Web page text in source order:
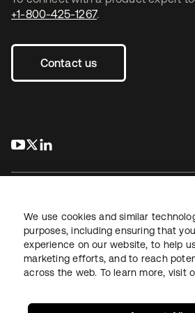
+1-800-425-1267.
Contact us
s’ouvre dans un nouvel onglet
s’ouvre dans un nouvel onglet
JuridiquePolitique de confidentialité
Conditions d’utilisation du siteSécurité
Paramètres des cookies
We use cookies and similar
purposes, including ensuring that
experience on our website, to help
marketing efforts, and to reach
across the web. To learn more, visit